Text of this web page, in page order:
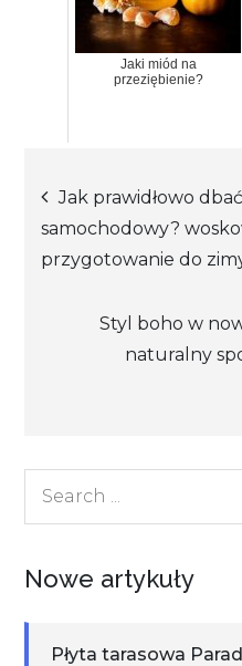
Jaki miód na
przeziębienie?
wpisu
Jak prawidłowo
samochodowy?
przygotowanie do
Styl boho w
naturalny
Search
Nowe artykuły
Płyta tarasowa